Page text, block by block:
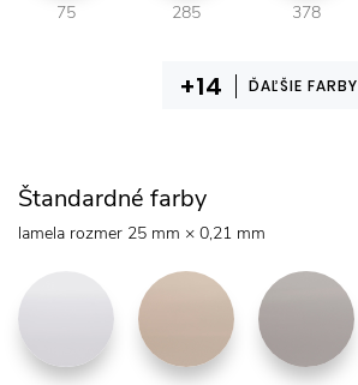
75 285 378
ĎAĽŠIE FARBY
Štandardné farby
lamela rozmer 25 mm × 0,21 mm